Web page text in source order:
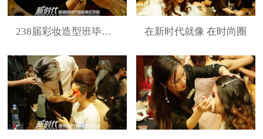
238届彩妆造型班毕业展 在新时代就像 在时尚圈